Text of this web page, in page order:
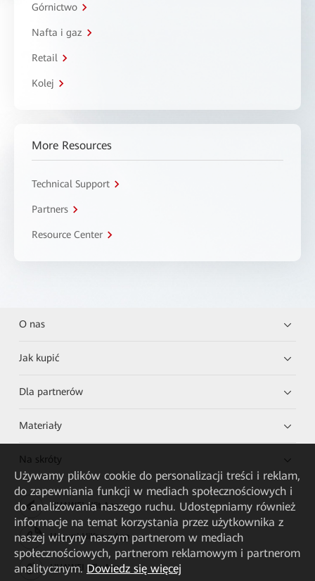
Górnictwo
Nafta i gaz
Retail
Kolej
More Resources
Technical Support
Partners
Resource Center
O nas
Jak kupić
Dla partnerów
Materiały
Na skróty
HUAWEI eKit App
Huawei HiKnow App
HUAWEI eFly App
Używamy plików cookie do personalizacji treści i reklam,
do zapewniania funkcji w mediach społecznościowych i
do analizowania naszego ruchu. Udostępniamy również
informacje na temat korzystania przez użytkownika z
naszej witryny naszym partnerom w mediach
społecznościowych, partnerom reklamowym i partnerom
analitycznym. Dowiedz się więcej